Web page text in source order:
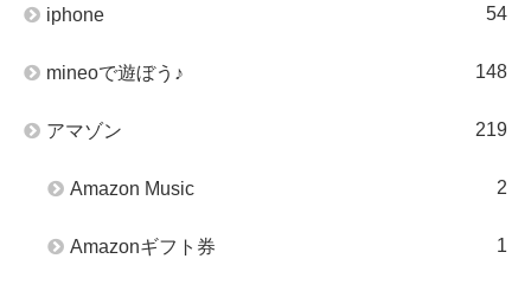
iphone 54
mineoで遊ぼう♪ 148
アマゾン 219
Amazon Music 2
Amazonギフト券 1